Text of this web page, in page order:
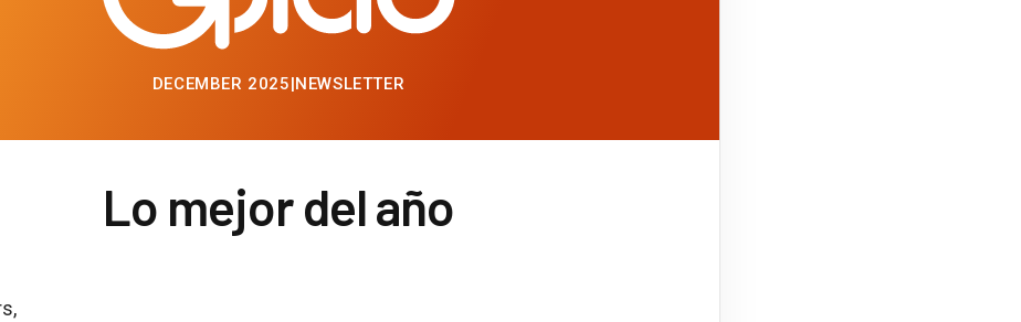
DECEMBER 2025|NEWSLETTER
Lo mejor del año